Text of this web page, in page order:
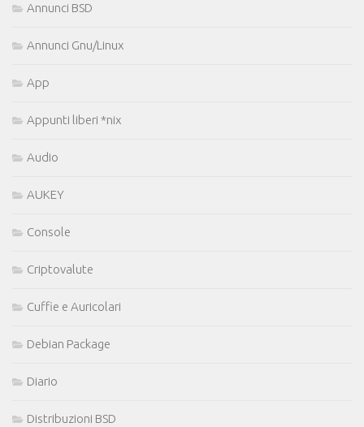
Annunci BSD
Annunci Gnu/Linux
App
Appunti liberi *nix
Audio
AUKEY
Console
Criptovalute
Cuffie e Auricolari
Debian Package
Diario
Distribuzioni BSD